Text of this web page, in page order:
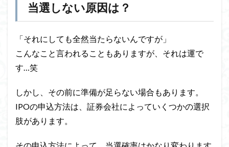
当選しない原因は？
「それにしても全然当たらないんですが」
こんなこと言われることもありますが、それは運で
す…笑
しかし、その前に準備が足らない場合もあります。
IPOの申込方法は、証券会社によっていくつかの選択
肢があります。